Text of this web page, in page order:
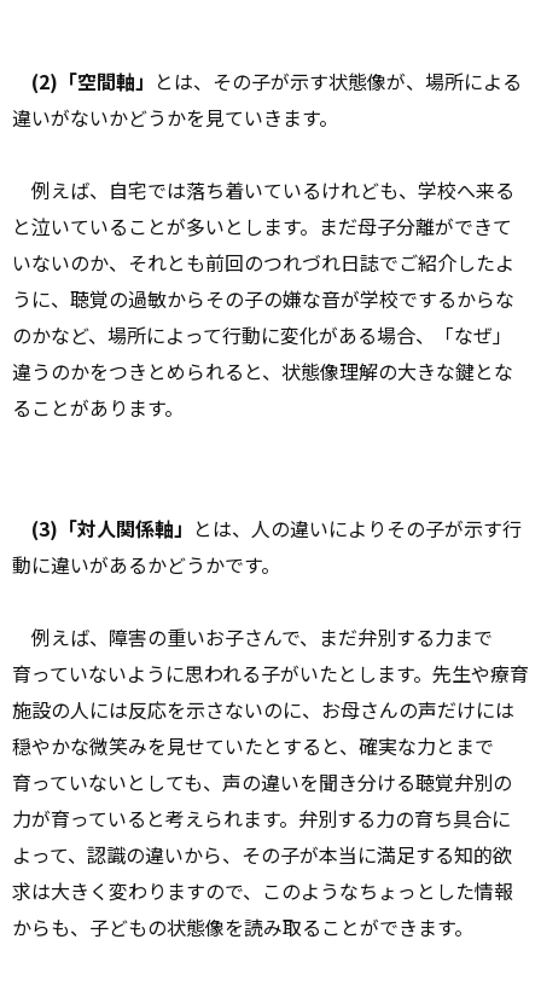
(2)「空間軸」 とは、その子が示す状態像が、場所による
違いがないかどうかを見ていきます。
例えば、自宅では落ち着いているけれども、学校へ来る
と泣いていることが多いとします。まだ母子分離ができて
いないのか、それとも前回のつれづれ日誌でご紹介したよ
うに、聴覚の過敏からその子の嫌な音が学校でするからな
のかなど、場所によって行動に変化がある場合、「なぜ」
違うのかをつきとめられると、状態像理解の大きな鍵とな
ることがあります。
(3)「対人関係軸」 とは、人の違いによりその子が示す行
動に違いがあるかどうかです。
例えば、障害の重いお子さんで、まだ弁別する力まで
育っていないように思われる子がいたとします。先生や療育
施設の人には反応を示さないのに、お母さんの声だけには
穏やかな微笑みを見せていたとすると、確実な力とまで
育っていないとしても、声の違いを聞き分ける聴覚弁別の
力が育っていると考えられます。弁別する力の育ち具合に
よって、認識の違いから、その子が本当に満足する知的欲
求は大きく変わりますので、このようなちょっとした情報
からも、子どもの状態像を読み取ることができます。